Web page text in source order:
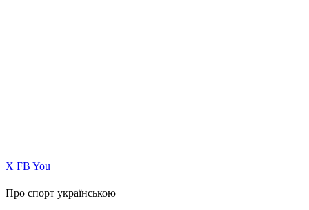
Х FB You
Про спорт українською